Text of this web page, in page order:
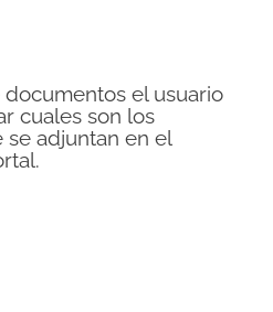
el usuario
cuales son los
adjuntan en el